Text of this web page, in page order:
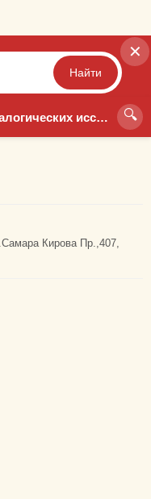
Абайкина - Центр генеалогических исследований 🔍
✕
Найти
Кирова Пр.,407,